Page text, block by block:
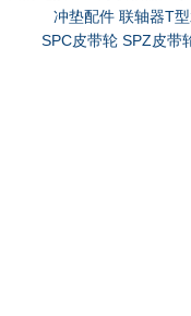
冲垫配件 联轴器T
SPC皮带轮 SPZ皮带